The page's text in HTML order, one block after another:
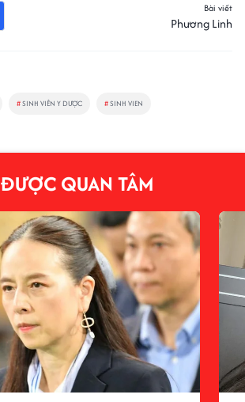
Bài viết
Phương Linh
#SINH VIÊN Y DƯỢC #SINH VIEN
ĐƯỢC QUAN TÂM